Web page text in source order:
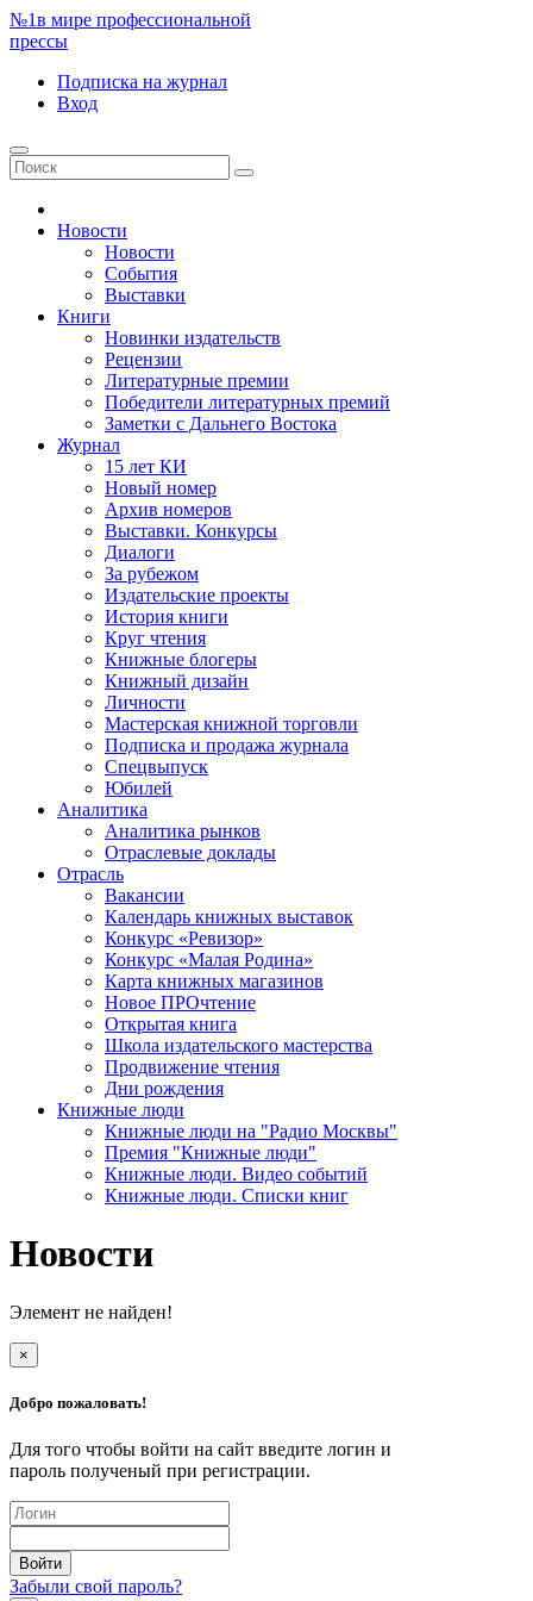
№1в мире профессиональной
прессы
Подписка на журнал
Вход
Новости
Новости
События
Выставки
Книги
Новинки издательств
Рецензии
Литературные премии
Победители литературных премий
Заметки с Дальнего Востока
Журнал
15 лет КИ
Новый номер
Архив номеров
Выставки. Конкурсы
Диалоги
За рубежом
Издательские проекты
История книги
Круг чтения
Книжные блогеры
Книжный дизайн
Личности
Мастерская книжной торговли
Подписка и продажа журнала
Спецвыпуск
Юбилей
Аналитика
Аналитика рынков
Отраслевые доклады
Отрасль
Вакансии
Календарь книжных выставок
Конкурс «Ревизор»
Конкурс «Малая Родина»
Карта книжных магазинов
Новое ПРОчтение
Открытая книга
Школа издательского мастерства
Продвижение чтения
Дни рождения
Книжные люди
Книжные люди на "Радио Москвы"
Премия "Книжные люди"
Книжные люди. Видео событий
Книжные люди. Списки книг
Новости
Элемент не найден!
×
Добро пожаловать!
Для того чтобы войти на сайт введите логин и
пароль полученый при регистрации.
Забыли свой пароль?